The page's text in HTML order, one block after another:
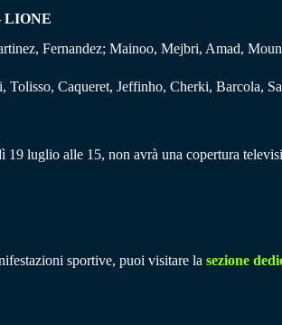
LIONE
Fernandez; Mainoo, Mejbri, Amad,
Caqueret, Jeffinho, Cherki, Barcola,
luglio alle 15, non avrà una copertura
sportive, puoi visitare la sezione